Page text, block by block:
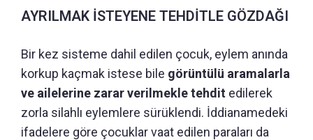
AYRILMAK İSTEYENE TEHDİTLE GÖZDAĞI
Bir kez sisteme dahil edilen çocuk, eylem anında
korkup kaçmak istese bile görüntülü aramalarla
ve ailelerine zarar verilmekle tehdit edilerek
zorla silahlı eylemlere sürüklendi. İddianamedeki
ifadelere göre çocuklar vaat edilen paraları da